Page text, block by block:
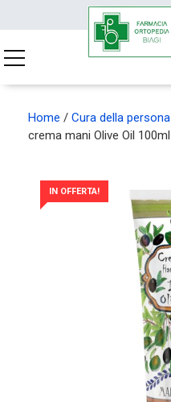
Home / Cura della persona
crema mani Olive Oil 100ml
IN OFFERTA!